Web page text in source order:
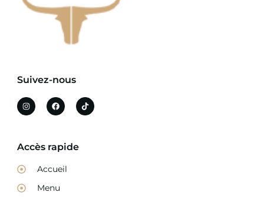
Suivez-nous
Accès rapide
Accueil
Menu